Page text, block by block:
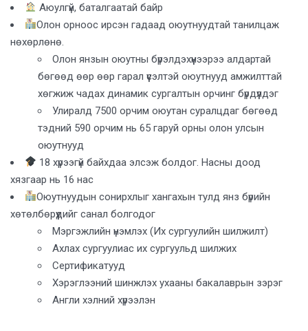
Аюулгүй, баталгаатай байр
Олон орноос ирсэн гадаад оюутнуудтай танилцаж
нөхөрлөнө.
Олон янзын оюутны бүрэлдэхүүнээрээ алдартай
бөгөөд өөр өөр гарал үүсэлтэй оюутнууд амжилттай
хөгжиж чадах динамик сургалтын орчинг бүрдүүлдэг
Улиралд 7500 орчим оюутан суралцдаг бөгөөд
тэдний 590 орчим нь 65 гаруй орны олон улсын
оюутнууд
18 хүрээгүй байхдаа элсэж болдог. Насны доод
хязгаар нь 16 нас
Оюутнуудын сонирхлыг хангахын тулд янз бүрийн
хөтөлбөрүүдийг санал болгодог
Мэргэжлийн үнэмлэх (Их сургуулийн шилжилт)
Ахлах сургуулиас их сургуульд шилжих
Сертификатууд
Хэрэглээний шинжлэх ухааны бакалаврын зэрэг
Англи хэлний хүрээлэн